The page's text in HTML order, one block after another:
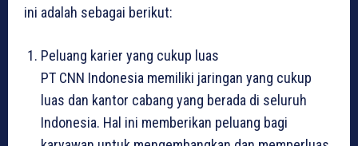
ini adalah sebagai berikut:
Peluang karier yang cukup luas
PT CNN Indonesia memiliki jaringan yang cukup
luas dan kantor cabang yang berada di seluruh
Indonesia. Hal ini memberikan peluang bagi